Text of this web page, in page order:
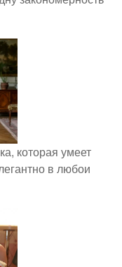
которая умеет
в любои